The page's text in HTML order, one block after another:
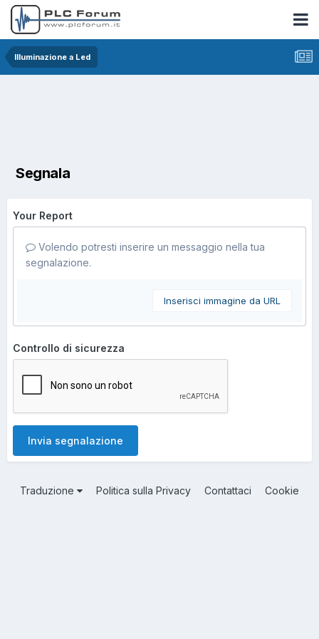
Illuminazione a Led
Segnala
Your Report
Volendo potresti inserire un messaggio nella tua
segnalazione.
Inserisci immagine da URL
Controllo di sicurezza
Invia segnalazione
Traduzione Politica sulla Privacy Contattaci Cookie